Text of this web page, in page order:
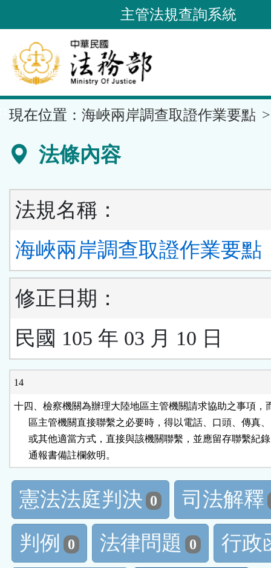
到
要
內
容
區
主管法規查詢系統
現在位置： 海峽兩岸調查取證作業要點
法條內容
法規名稱：
海峽兩岸調查取證作業要點
修正日期：
民國 105 年 03 月 10 日
14
十四、檢察機關為辦理大陸地區主管機關請求協助之事項，
區主管機關直接聯繫之必要時，得以電話、口頭、傳真
或其他適當方式，直接與該機關聯繫，並應留存聯繫紀
      通報書備註欄敘明。
憲法法庭判決 0
司法解釋
判例
0 法律問題 0
行政